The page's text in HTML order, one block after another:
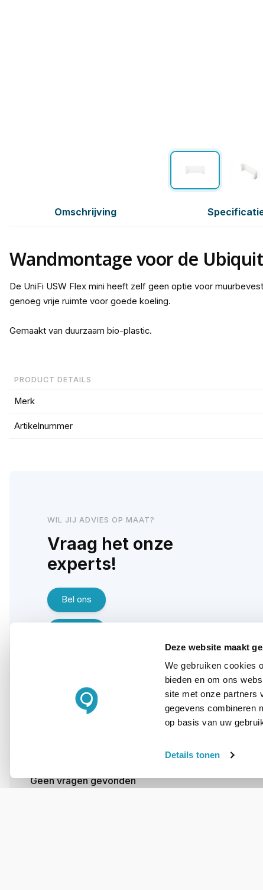
Deze website maakt
We gebruiken cookies
bieden en om ons
site met onze partners
gegevens combineren
op basis van uw
Details tonen
Omschrijving
Wandmontage voor de
De UniFi USW Flex mini heeft zelf geen optie voor
genoeg vrije ruimte voor goede koeling.
Gemaakt van duurzaam bio-plastic.
PRODUCT DETAILS
Merk
Artikelnummer
WIL JIJ ADVIES OP MAAT?
Vraag het onze
experts!
Bel ons
Geen vragen gevonden